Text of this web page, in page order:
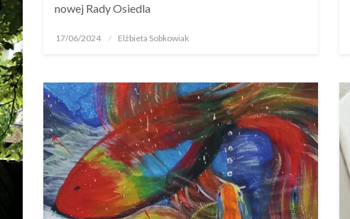
nowej Rady Osiedla
17/06/2024 Elżbieta Sobkowiak